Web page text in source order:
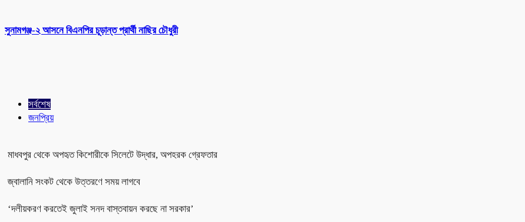
সুনামগঞ্জ-২ আসনে বিএনপির চূড়ান্ত প্রার্থী নাছির চৌধুরী
সর্বশেষ
জনপ্রিয়
মাধবপুর থেকে অপহৃত কিশোরীকে সিলেটে উদ্ধার, অপহরক গ্রেফতার
জ্বালানি সংকট থেকে উত্তরণে সময় লাগবে
‘দলীয়করণ করতেই জুলাই সনদ বাস্তবায়ন করছে না সরকার’